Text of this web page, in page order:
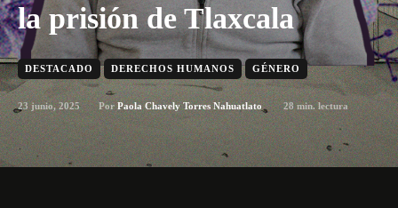
la prisión de Tlaxcala
DESTACADO DERECHOS HUMANOS GÉNERO
23 junio, 2025 Por Paola Chavely Torres Nahuatlato 28min. lectura